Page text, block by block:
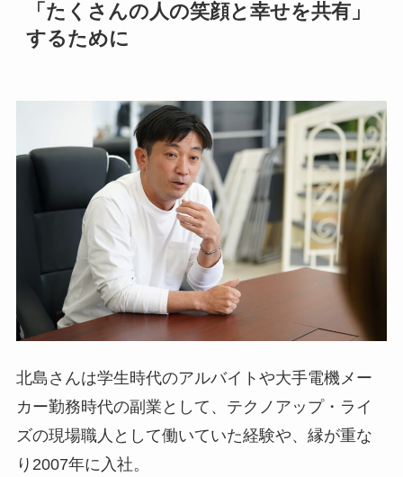
「たくさんの人の笑顔と幸せを共有」
するために
北島さんは学生時代のアルバイトや大手電機メー
カー勤務時代の副業として、テクノアップ・ライ
ズの現場職人として働いていた経験や、縁が重な
り2007年に入社。